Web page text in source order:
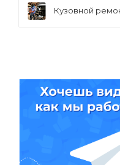
Кузовной